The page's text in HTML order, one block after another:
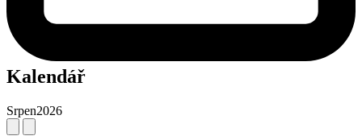
Kalendář
Srpen2026